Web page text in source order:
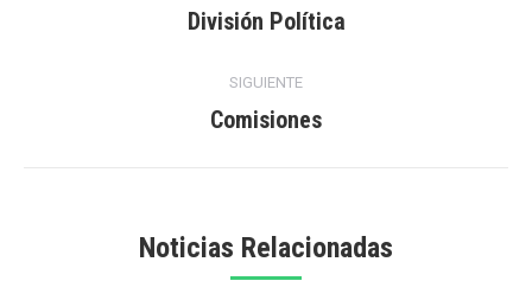
publicaciones
Publicación
División Política
SIGUIENTE
Publicación
Comisiones
Noticias Relacionadas